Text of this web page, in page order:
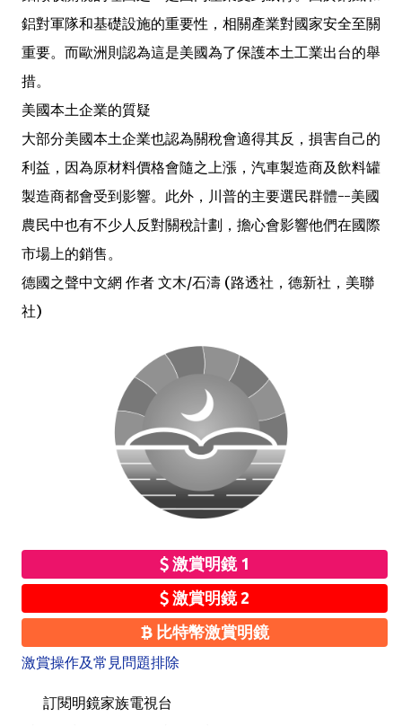
鋁對軍隊和基礎設施的重要性，相關產業對國家安全至關
重要。而歐洲則認為這是美國為了保護本土工業出台的舉
措。
美國本土企業的質疑
大部分美國本土企業也認為關稅會適得其反，損害自己的
利益，因為原材料價格會隨之上漲，汽車製造商及飲料罐
製造商都會受到影響。此外，川普的主要選民群體--美國
農民中也有不少人反對關稅計劃，擔心會影響他們在國際
市場上的銷售。
德國之聲中文網 作者 文木/石濤 (路透社，德新社，美聯
社)
激賞明鏡 1
激賞明鏡 2
比特幣激賞明鏡
激賞操作及常見問題排除
訂閱明鏡家族電視台